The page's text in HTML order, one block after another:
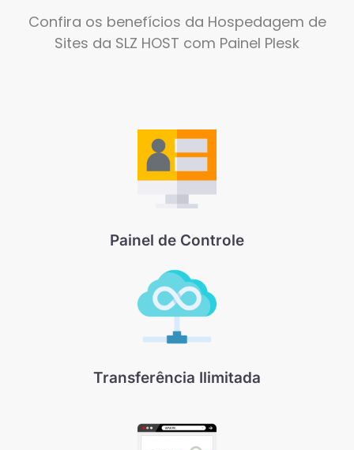
Confira os benefícios da Hospedagem de
Sites da SLZ HOST com Painel Plesk
Painel de Controle
Transferência Ilimitada